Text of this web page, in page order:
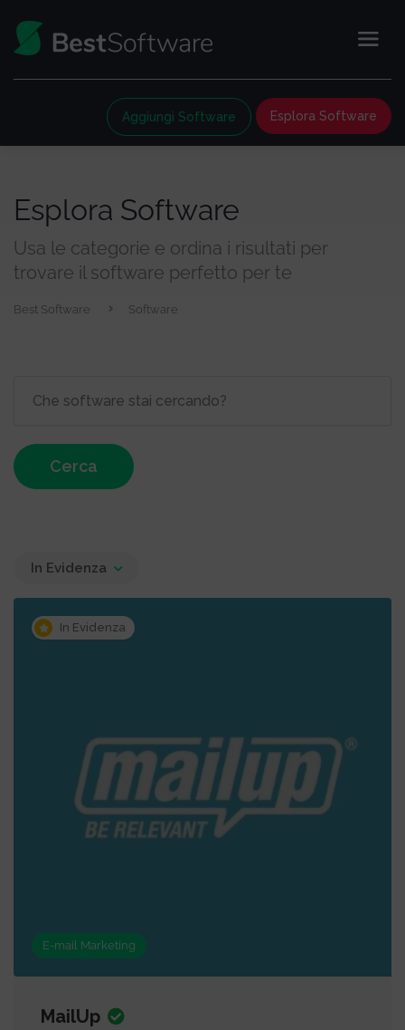
Esplora Software
Aggiungi Software
Esplora Software
Usa le categorie e ordina i risultati per
trovare il software perfetto per te
Best Software Software
Cerca
In Evidenza
In Evidenza
E-mail Marketing
MailUp